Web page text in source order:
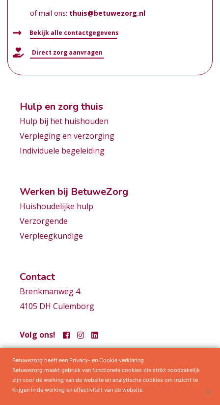
of mail ons: thuis@betuwezorg.nl
Bekijk alle contactgegevens
Direct zorg aanvragen
Hulp en zorg thuis
Hulp bij het huishouden
Verpleging en verzorging
Individuele begeleiding
Werken bij BetuweZorg
Huishoudelijke hulp
Verzorgende
Verpleegkundige
Contact
Brenkmanweg 4
4105 DH Culemborg
Volg ons!
Samenwerkingen Privacy statement Algemene voorwaarden
Betuwezorg heeft een Privacy- en Cookie verklaring
Betuwezorg maakt gebruik van functionele cookies die strikt noodzakelijk
zijn voor de werking van de website en analytische cookies om inzicht te
krijgen in de werking en effectiviteit van de website.